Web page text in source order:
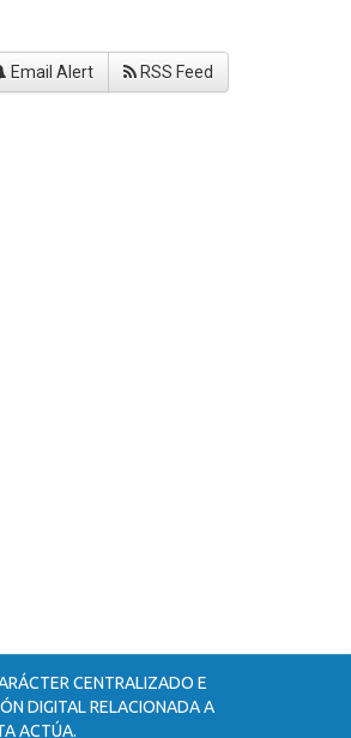
Email Alert RSS Feed
CENTRALIZADO E
DIGITAL RELACIONADA A
ACTÚA.